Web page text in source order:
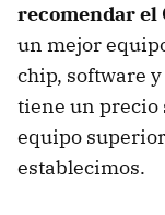
recomendar el
un mejor
chip, software
tiene un precio
equipo
establecimos.